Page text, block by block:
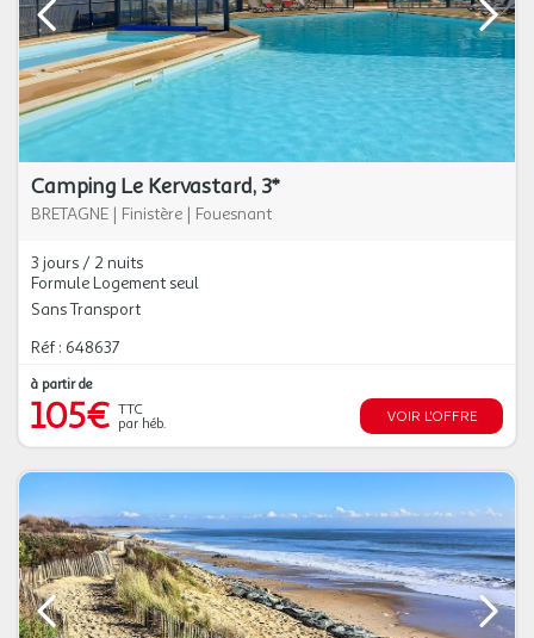
Camping Le Kervastard, 3*
BRETAGNE | Finistère | Fouesnant
3 jours / 2 nuits
Formule Logement seul
Sans Transport
Réf : 648637
à partir de
105€ TTC
par héb.
VOIR L'OFFRE